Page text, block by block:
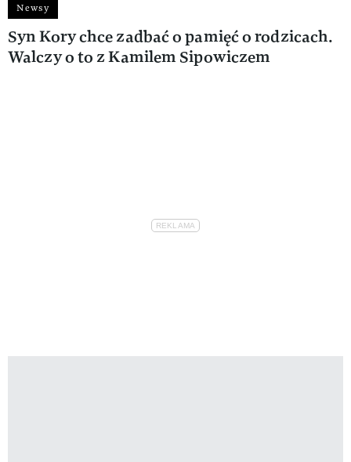
Newsy
Syn Kory chce zadbać o pamięć o rodzicach.
Walczy o to z Kamilem Sipowiczem